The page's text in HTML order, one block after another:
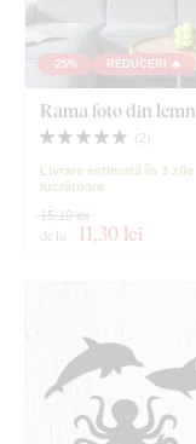
-25% REDUCERI 🔥
Rama foto din lemn
( 2)
Livrare estimată în 3 zile
lucrătoare
de la 11,30 lei
15,10 lei